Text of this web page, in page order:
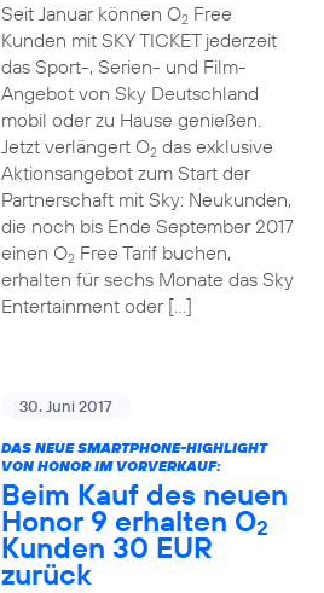
Seit Januar können O2Free
Kunden mit SKY TICKET jederzeit
das Sport-, Serien- und Film-
Angebot von Sky Deutschland
mobil oder zu Hause genießen.
Jetzt verlängert O2das exklusive
Aktionsangebot zum Start der
Partnerschaft mit Sky: Neukunden,
die noch bis Ende September 2017
einen O2Free Tarif buchen,
erhalten für sechs Monate das Sky
Entertainment oder […]
30. Juni 2017
DAS NEUE SMARTPHONE-HIGHLIGHT
VON HONOR IM VORVERKAUF:
Beim Kauf des neuen
Honor 9 erhalten O2
Kunden 30 EUR
zurück